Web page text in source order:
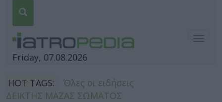
Friday, 07.08.2026
HOT TAGS:
Όλες οι ειδήσεις
ΔΕΙΚΤΗΣ ΜΑΖΑΣ ΣΩΜΑΤΟΣ